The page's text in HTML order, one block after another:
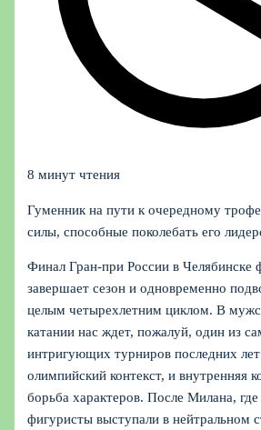
8 минут чтения
Гуменник на пути к очередному
силы, способные поколебать его
Финал Гран-при России в Челябинске
завершает сезон и одновременно
целым четырехлетним циклом. В
катании нас ждет, пожалуй, один из
интригующих турниров последних
олимпийский контекст, и внутренняя
борьба характеров. После Милана, где
фигуристы выступали в нейтральном